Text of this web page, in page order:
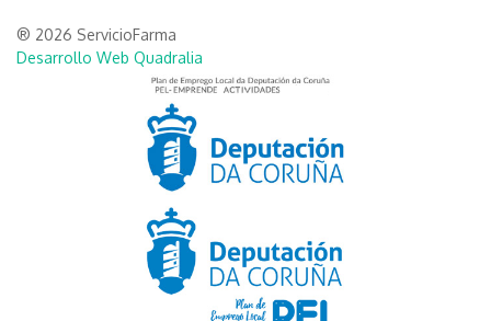
® 2026 ServicioFarma
Desarrollo Web Quadralia